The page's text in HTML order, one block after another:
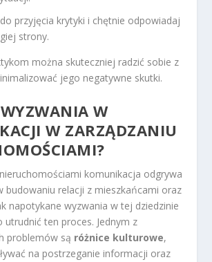
przyjęcia krytyki i chętnie odpowiadaj
strony.
można skuteczniej radzić sobie z
jego negatywne skutki.
W
W ZARZĄDZANIU
komunikacja odgrywa
budowaniu relacji z mieszkańcami oraz
napotykane wyzwania w tej dziedzinie
utrudnić ten proces. Jednym z
problemów są różnice kulturowe,
na postrzeganie informacji oraz